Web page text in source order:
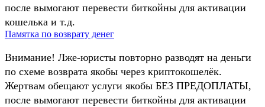
после вымогают перевести биткойны для активации
кошелька и т.д.
Памятка по возврату денег
Внимание! Лже-юристы повторно разводят на деньги
по схеме возврата якобы через криптокошелёк.
Жертвам обещают услуги якобы БЕЗ ПРЕДОПЛАТЫ,
после вымогают перевести биткойны для активации